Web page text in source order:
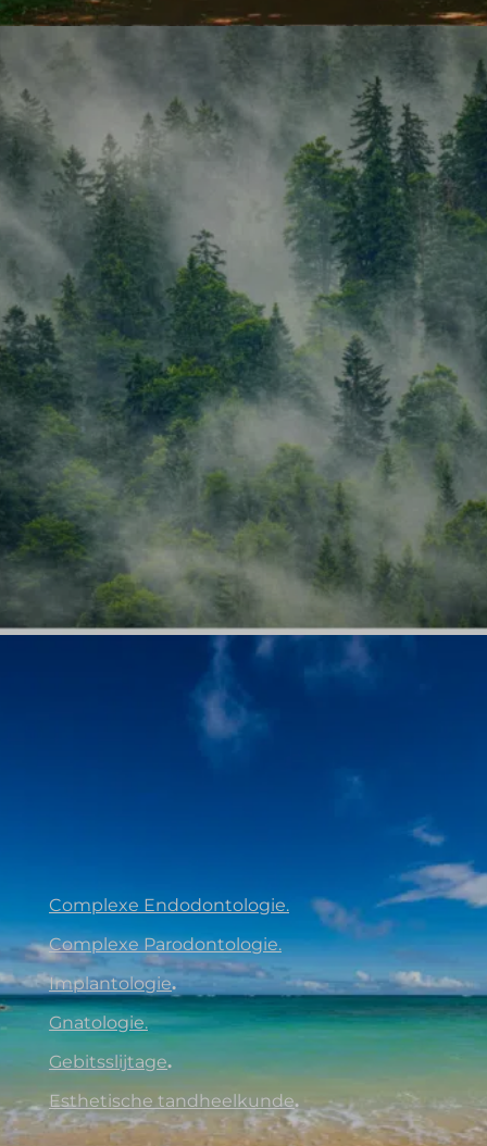
Complexe Endodontologie.
Complexe Parodontologie.
Implantologie.
Gnatologie.
Gebitsslijtage.
Esthetische tandheelkunde.